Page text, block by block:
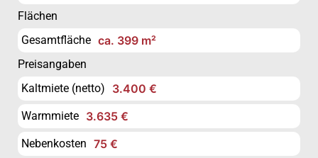
Flächen
Gesamtfläche ca. 399 m²
Preisangaben
Kaltmiete (netto)
3.400 €
Warmmiete 3.635 €
Nebenkosten 75 €